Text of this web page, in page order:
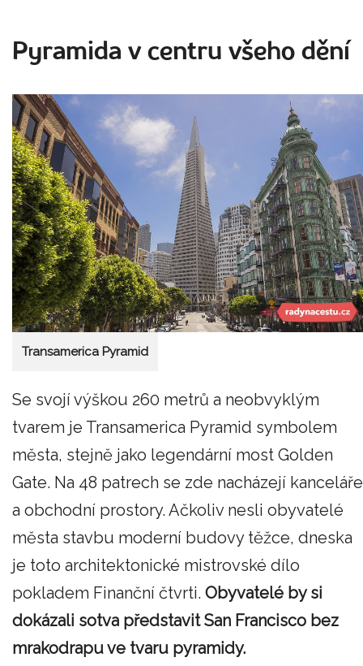
Pyramida v centru všeho dění
Transamerica Pyramid
Se svojí výškou 260 metrů a neobvyklým
tvarem je Transamerica Pyramid symbolem
města, stejně jako legendární most Golden
Gate. Na 48 patrech se zde nacházejí kanceláře
a obchodní prostory. Ačkoliv nesli obyvatelé
města stavbu moderní budovy těžce, dneska
je toto architektonické mistrovské dílo
pokladem Finanční čtvrti. Obyvatelé by si
dokázali sotva představit San Francisco bez
mrakodrapu ve tvaru pyramidy.